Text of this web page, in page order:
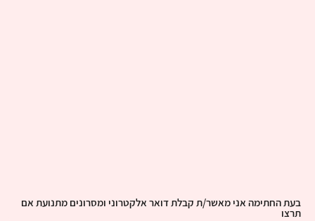
בעת החתימה אני מאשר/ת קבלת דואר אלקטרוני ומסרונים מתנועת אם
תרצו